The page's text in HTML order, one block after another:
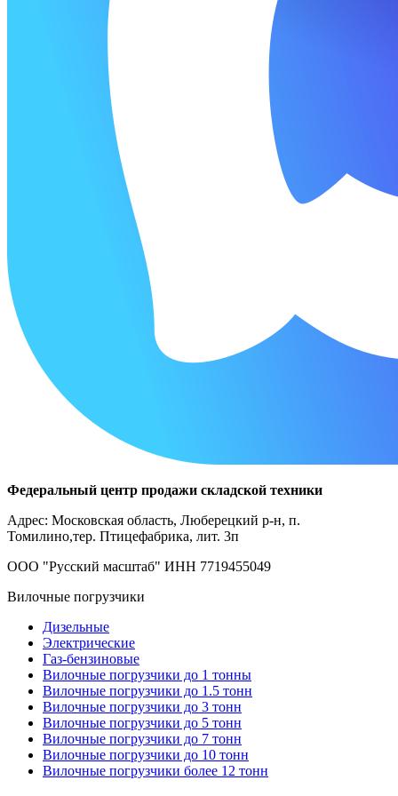
Федеральный центр продажи складской техники
Адрес: Московская область, Люберецкий р-н, п.
Томилино,тер. Птицефабрика, лит. 3п
ООО "Русский масштаб" ИНН 7719455049
Вилочные погрузчики
Дизельные
Электрические
Газ-бензиновые
Вилочные погрузчики до 1 тонны
Вилочные погрузчики до 1.5 тонн
Вилочные погрузчики до 3 тонн
Вилочные погрузчики до 5 тонн
Вилочные погрузчики до 7 тонн
Вилочные погрузчики до 10 тонн
Вилочные погрузчики более 12 тонн